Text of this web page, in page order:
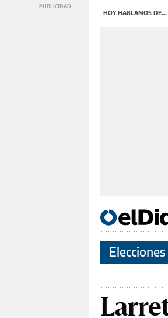
HOY HABLAMOS DE...